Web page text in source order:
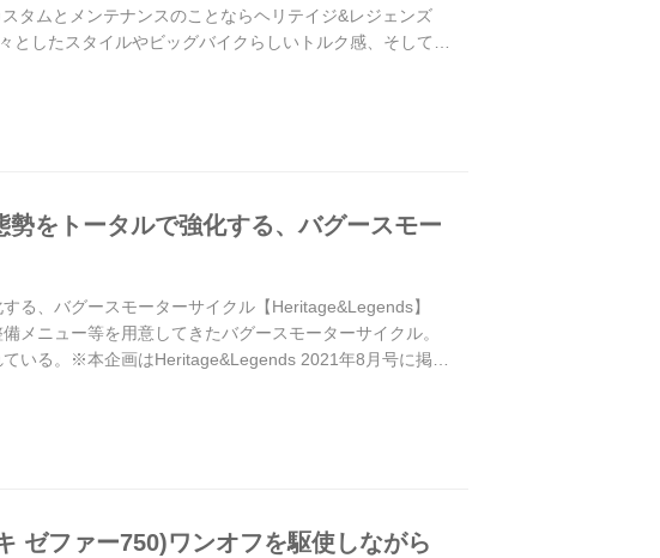
ムとメンテナンスのことならヘリテイジ&レジェンズ
したスタイルやビッグバイクらしいトルク感、そしてさ
をトータルで強化する、バグースモー
る、バグースモーターサイクル【Heritage&Legends】
メニュー等を用意してきたバグースモーターサイクル。
いる。※本企画はHeritage&Legends 2021年8月号に掲載
ゼファー750)ワンオフを駆使しながら